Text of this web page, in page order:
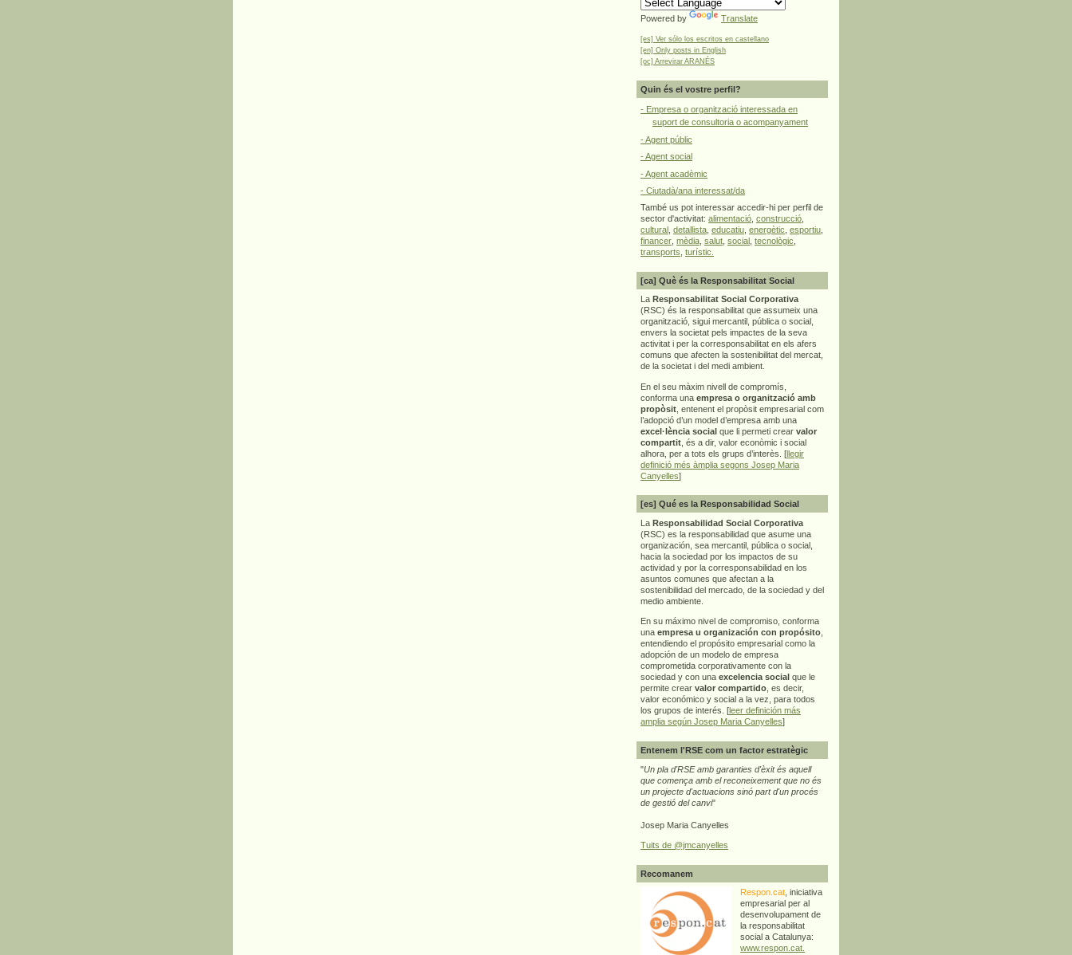
Powered by Translate
[es] Ver sólo los escritos en castellano
[en] Only posts in English
[oc] Arrevirar ARANÉS
Quin és el vostre perfil?
- Empresa o organització interessada en
suport de consultoria o acompanyament
- Agent públic
- Agent social
- Agent acadèmic
- Ciutadà/ana interessat/da
També us pot interessar accedir-hi per perfil de
sector d'activitat: alimentació construcció
cultural detallista educatiu energètic esportiu
financer mèdia salut social tecnològic
transports turístic.
[ca] Què és la Responsabilitat Social
La Responsabilitat Social Corporativa
(RSC) és la responsabilitat que assumeix una
organització, sigui mercantil, pública o social,
envers la societat pels impactes de la seva
activitat i per la corresponsabilitat en els afers
comuns que afecten la sostenibilitat del mercat,
de la societat i del medi ambient.
En el seu màxim nivell de compromís,
conforma una empresa o organització amb
propòsit , entenent el propòsit empresarial com
l’adopció d’un model d’empresa amb una
excel·lència social que li permeti crear valor
compartit , és a dir, valor econòmic i social
alhora, per a tots els grups d’interès. [llegir
definició més àmplia segons Josep Maria
Canyelles]
[es] Qué es la Responsabilidad Social
La Responsabilidad Social Corporativa
(RSC) es la responsabilidad que asume una
organización, sea mercantil, pública o social,
hacia la sociedad por los impactos de su
actividad y por la corresponsabilidad en los
asuntos comunes que afectan a la
sostenibilidad del mercado, de la sociedad y del
medio ambiente.
En su máximo nivel de compromiso, conforma
una empresa u organización con propósito
entendiendo el propósito empresarial como la
adopción de un modelo de empresa
comprometida corporativamente con la
sociedad y con una excelencia social que le
permite crear valor compartido , es decir,
valor económico y social a la vez, para todos
los grupos de interés. [leer definición más
amplia según Josep Maria Canyelles]
Entenem l'RSE com un factor estratègic
"Un pla d'RSE amb garanties d'èxit és aquell
que comença amb el reconeixement que no és
un projecte d'actuacions sinó part d'un procés
de gestió del canvi"
Josep Maria Canyelles
Tuits de @jmcanyelles
Recomanem
Respon.cat , iniciativa
empresarial per al
desenvolupament de
la responsabilitat
social a Catalunya:
www.respon.cat.